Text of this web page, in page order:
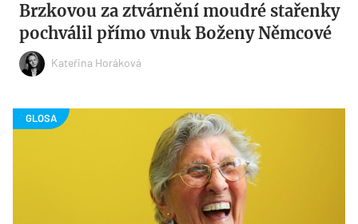
Brzkovou za ztvárnění moudré stařenky
pochválil přímo vnuk Boženy Němcové
Kateřina Horáková